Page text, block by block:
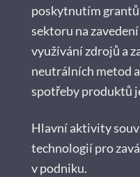
poskytnutím
sektoru na
využívání zdrojů a
neutrálních metod
spotřeby produktů
Hlavní aktivity
technologií pro
v podniku.